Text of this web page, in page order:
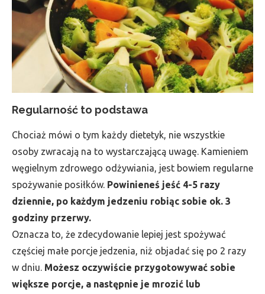
Regularność to podstawa
Chociaż mówi o tym każdy dietetyk, nie wszystkie
osoby zwracają na to wystarczającą uwagę. Kamieniem
węgielnym zdrowego odżywiania, jest bowiem regularne
spożywanie posiłków. Powinieneś jeść 4-5 razy
dziennie, po każdym jedzeniu robiąc sobie ok. 3
godziny przerwy.
Oznacza to, że zdecydowanie lepiej jest spożywać
częściej małe porcje jedzenia, niż objadać się po 2 razy
w dniu. Możesz oczywiście przygotowywać sobie
większe porcje, a następnie je mrozić lub